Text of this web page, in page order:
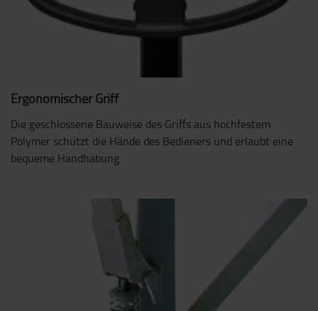
Ergonomischer Griff
Die geschlossene Bauweise des Griffs aus hochfestem
Polymer schützt die Hände des Bedieners und erlaubt eine
bequeme Handhabung.